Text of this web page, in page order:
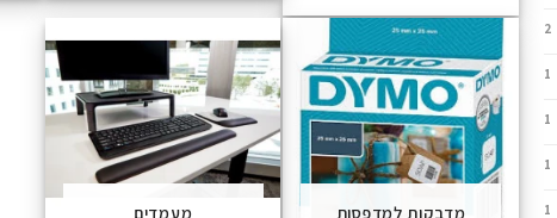
2
1
1
1
1 מדבקות למדפסות מעמדים